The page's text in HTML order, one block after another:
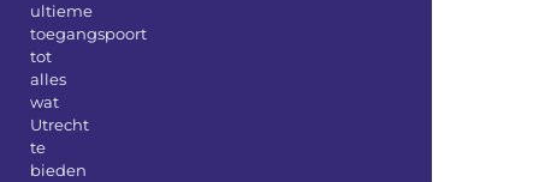
ultieme
toegangspoort
tot
alles
wat
Utrecht
te
bieden